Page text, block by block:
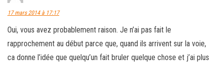
17 mars 2014 à 17:17
Oui, vous avez probablement raison. Je n’ai pas fait le
rapprochement au début parce que, quand ils arrivent sur la voie,
ca donne l’idée que quelqu’un fait bruler quelque chose et j’ai plus